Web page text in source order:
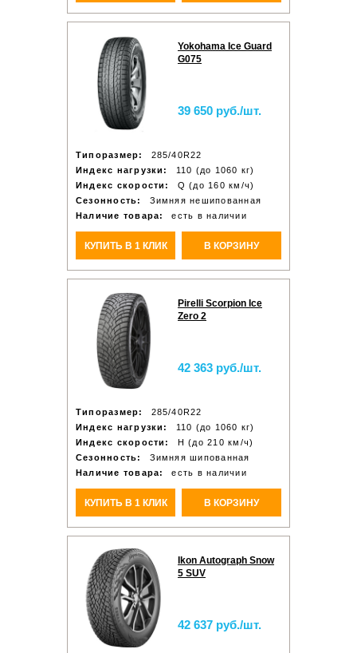
Yokohama Ice Guard
G075
39 650 руб./шт.
Типоразмер:
285/40R22
Индекс нагрузки:
110 (до 1060 кг)
Индекс скорости:
Q (до 160 км/ч)
Сезонность:
Зимняя нешипованная
Наличие товара:
есть в наличии
КУПИТЬ В 1 КЛИК В КОРЗИНУ
Pirelli Scorpion Ice
Zero 2
42 363 руб./шт.
Типоразмер:
285/40R22
Индекс нагрузки:
110 (до 1060 кг)
Индекс скорости:
H (до 210 км/ч)
Сезонность:
Зимняя шипованная
Наличие товара:
есть в наличии
КУПИТЬ В 1 КЛИК В КОРЗИНУ
Ikon Autograph Snow
5 SUV
42 637 руб./шт.